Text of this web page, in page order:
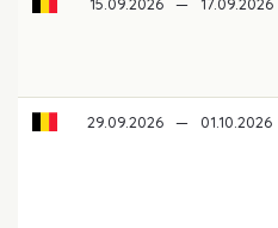
29.09.2026 — 01.10.2026